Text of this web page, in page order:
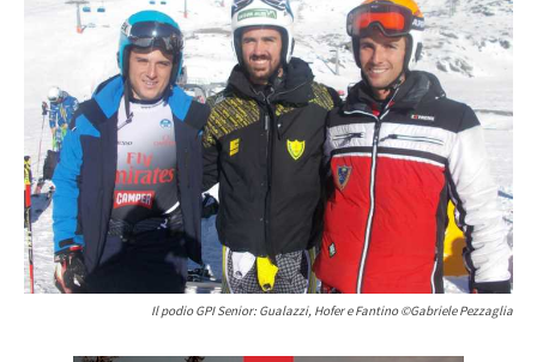
Il podio GPI Senior: Gualazzi, Hofer e Fantino ©Gabriele Pezzaglia